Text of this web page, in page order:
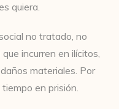
quiera.
no tratado, no
incurren en ilícitos,
materiales. Por
en prisión.